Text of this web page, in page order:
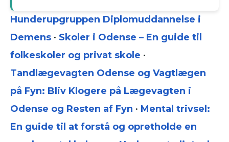
Hunderupgruppen Diplomuddannelse i
Demens • Skoler i Odense – En guide til
folkeskoler og privat skole •
Tandlægevagten Odense og Vagtlægen
på Fyn: Bliv Klogere på Lægevagten i
Odense og Resten af Fyn • Mental trivsel:
En guide til at forstå og opretholde en